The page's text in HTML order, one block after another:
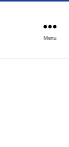
Menu